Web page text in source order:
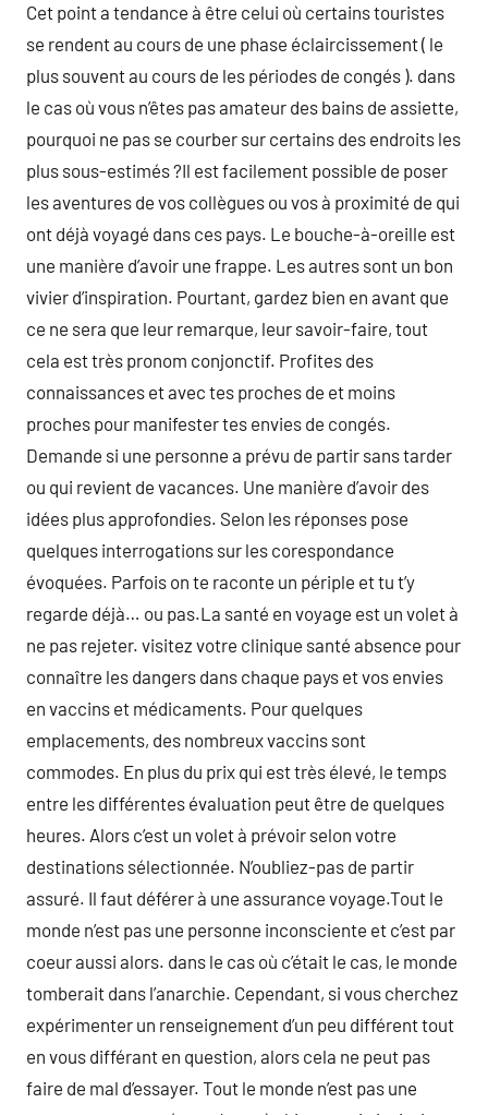
Cet point a tendance à être celui où certains touristes
se rendent au cours de une phase éclaircissement ( le
plus souvent au cours de les périodes de congés ). dans
le cas où vous n’êtes pas amateur des bains de assiette,
pourquoi ne pas se courber sur certains des endroits les
plus sous-estimés ?Il est facilement possible de poser
les aventures de vos collègues ou vos à proximité de qui
ont déjà voyagé dans ces pays. Le bouche-à-oreille est
une manière d’avoir une frappe. Les autres sont un bon
vivier d’inspiration. Pourtant, gardez bien en avant que
ce ne sera que leur remarque, leur savoir-faire, tout
cela est très pronom conjonctif. Profites des
connaissances et avec tes proches de et moins
proches pour manifester tes envies de congés.
Demande si une personne a prévu de partir sans tarder
ou qui revient de vacances. Une manière d’avoir des
idées plus approfondies. Selon les réponses pose
quelques interrogations sur les corespondance
évoquées. Parfois on te raconte un périple et tu t’y
regarde déjà… ou pas.La santé en voyage est un volet à
ne pas rejeter. visitez votre clinique santé absence pour
connaître les dangers dans chaque pays et vos envies
en vaccins et médicaments. Pour quelques
emplacements, des nombreux vaccins sont
commodes. En plus du prix qui est très élevé, le temps
entre les différentes évaluation peut être de quelques
heures. Alors c’est un volet à prévoir selon votre
destinations sélectionnée. N’oubliez-pas de partir
assuré. Il faut déférer à une assurance voyage.Tout le
monde n’est pas une personne inconsciente et c’est par
coeur aussi alors. dans le cas où c’était le cas, le monde
tomberait dans l’anarchie. Cependant, si vous cherchez
expérimenter un renseignement d’un peu différent tout
en vous différant en question, alors cela ne peut pas
faire de mal d’essayer. Tout le monde n’est pas une